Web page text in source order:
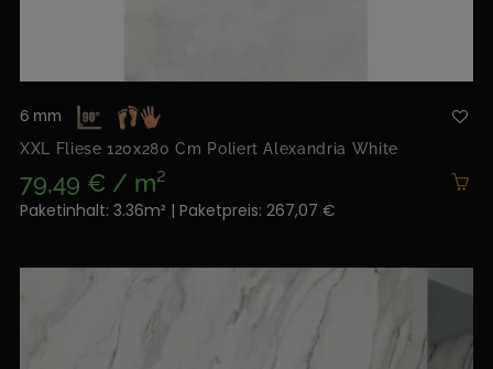
6 mm
XXL Fliese 120x280 Cm Poliert Alexandria White
79,49 € / m²
Paketinhalt: 3.36m² | Paketpreis: 267,07 €